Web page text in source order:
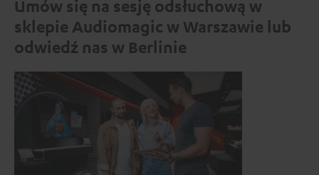
Umów się na sesję odsłuchową w
sklepie Audiomagic w Warszawie lub
odwiedź nas w Berlinie